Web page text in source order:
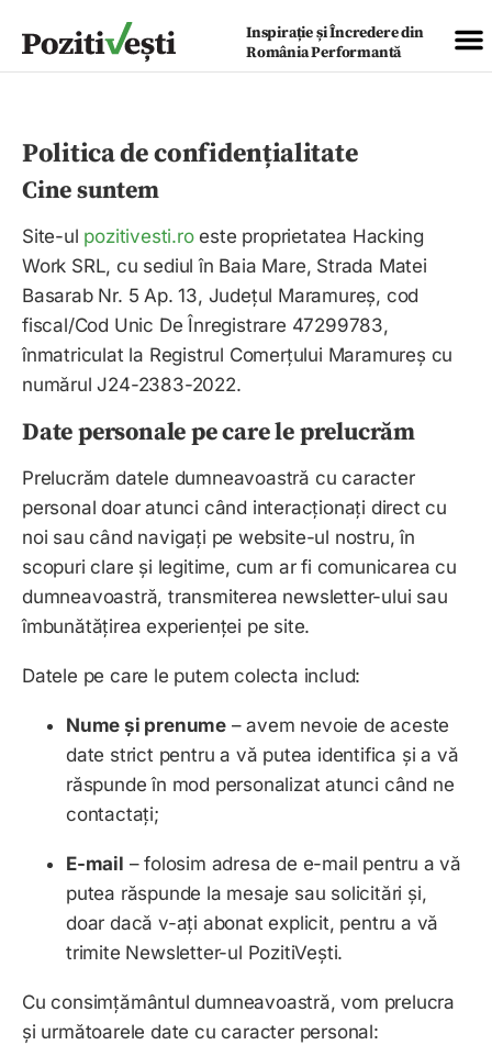
Inspirație și Încredere din
România Performantă
Politica de confidențialitate
Cine suntem
Site-ul pozitivesti.roeste proprietatea Hacking
Work SRL, cu sediul în Baia Mare, Strada Matei
Basarab Nr. 5 Ap. 13, Județul Maramureș, cod
fiscal/Cod Unic De Înregistrare 47299783,
înmatriculat la Registrul Comerțului Maramureș cu
numărul J24-2383-2022.
Date personale pe care le prelucrăm
Prelucrăm datele dumneavoastră cu caracter
personal doar atunci când interacționați direct cu
noi sau când navigați pe website-ul nostru, în
scopuri clare și legitime, cum ar fi comunicarea cu
dumneavoastră, transmiterea newsletter-ului sau
îmbunătățirea experienței pe site.
Datele pe care le putem colecta includ:
Nume și prenume – avem nevoie de aceste
date strict pentru a vă putea identifica și a vă
răspunde în mod personalizat atunci când ne
contactați;
E-mail – folosim adresa de e-mail pentru a vă
putea răspunde la mesaje sau solicitări și,
doar dacă v-ați abonat explicit, pentru a vă
trimite Newsletter-ul PozitiVești.
Cu consimțământul dumneavoastră, vom prelucra
și următoarele date cu caracter personal: